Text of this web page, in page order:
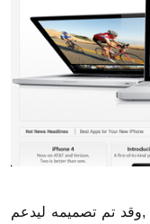
,وقد تم تصميمه ليدعم